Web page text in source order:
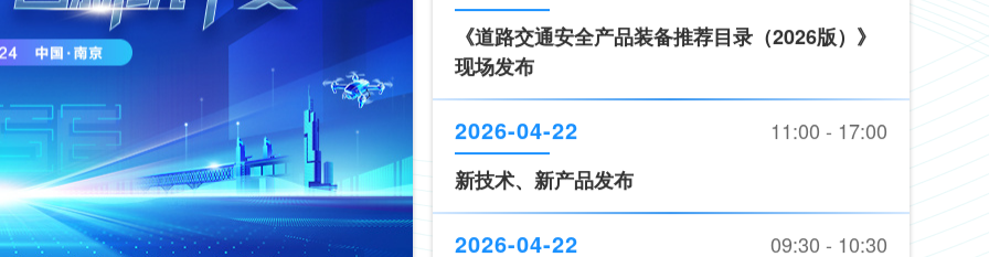
2026-04-22
09:30 - 10:30
第十六届交博会开幕式
2026-04-22
《道路交通安全产品装备推荐目录（2026版）》
现场发布